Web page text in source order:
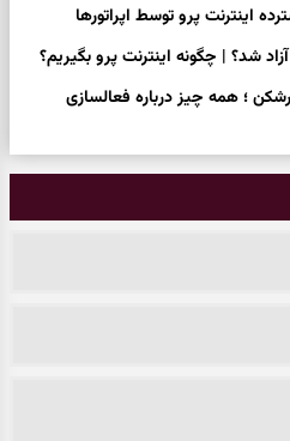
اینترنت پرو توسط اپراتورها
شد؟ | چگونه اینترنت پرو بگیریم؟
؛ همه چیز درباره فعالسازی